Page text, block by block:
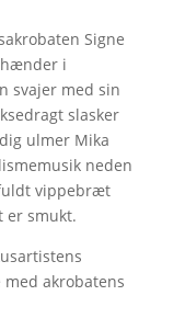
Signe
hænder i
svajer med sin
slasker
ulmer Mika
neden
vippebræt
er smukt.
akrobatens